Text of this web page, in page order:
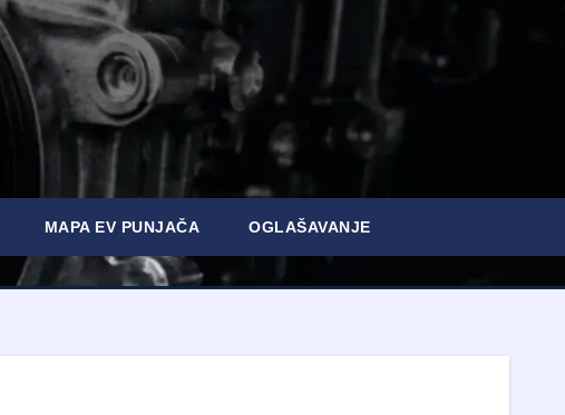
MAPA EV PUNJAČA OGLAŠAVANJE